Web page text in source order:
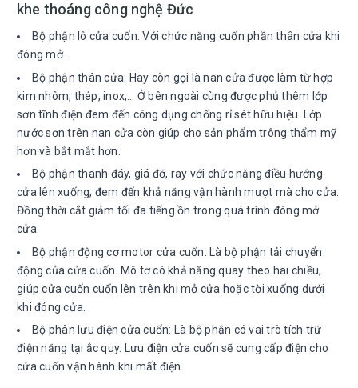
khe thoáng công nghệ Đức
Bộ phận lô cửa cuốn: Với chức năng cuốn phần thân cửa khi
đóng mở.
Bộ phận thân cửa: Hay còn gọi là nan cửa được làm từ hợp
kim nhôm, thép, inox,… Ở bên ngoài cùng được phủ thêm lớp
sơn tĩnh điện đem đến công dụng chống rỉ sét hữu hiệu. Lớp
nước sơn trên nan cửa còn giúp cho sản phẩm trông thẩm mỹ
hơn và bắt mắt hơn.
Bộ phận thanh đáy, giá đỡ, ray với chức năng điều hướng
cửa lên xuống, đem đến khả năng vận hành mượt mà cho cửa.
Đồng thời cắt giảm tối đa tiếng ồn trong quá trình đóng mở
cửa.
Bộ phận động cơ motor cửa cuốn: Là bộ phận tải chuyển
động của cửa cuốn. Mô tơ có khả năng quay theo hai chiều,
giúp cửa cuốn cuốn lên trên khi mở cửa hoặc tời xuống dưới
khi đóng cửa.
Bộ phân lưu điện cửa cuốn: Là bộ phận có vai trò tích trữ
điện năng tại ắc quy. Lưu điện cửa cuốn sẽ cung cấp điện cho
cửa cuốn vận hành khi mất điện.